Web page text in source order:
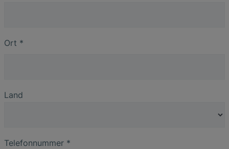
Ort *
Land
Telefonnummer *